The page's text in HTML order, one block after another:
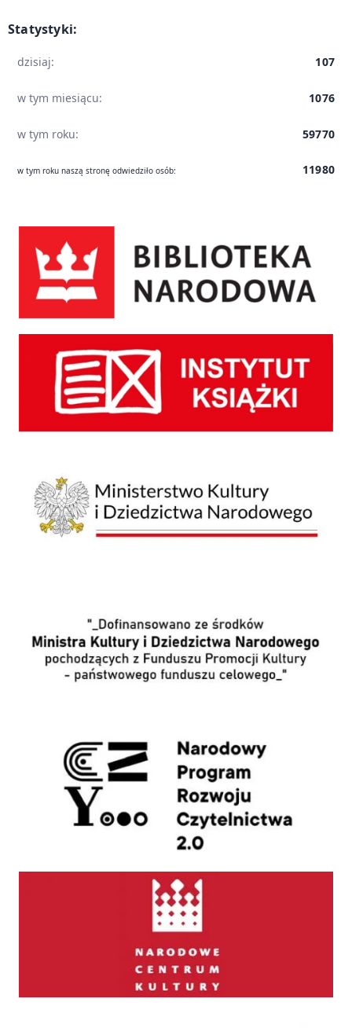
Statystyki:
dzisiaj: 107
w tym miesiącu: 1076
w tym roku: 59770
w tym roku naszą stronę odwiedziło osób: 11980